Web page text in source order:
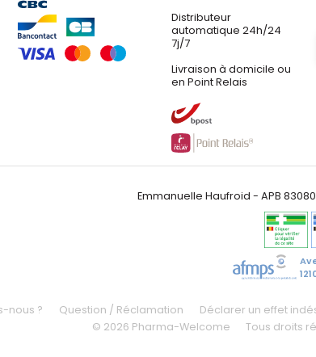
Distributeur
automatique 24h/24
7j/7
Livraison à domicile ou
en Point Relais
Emmanuelle Haufroid - APB
nous ? Question / Réclamation Déclarer un effet
© 2026 Pharma-Welcome
Tous droits